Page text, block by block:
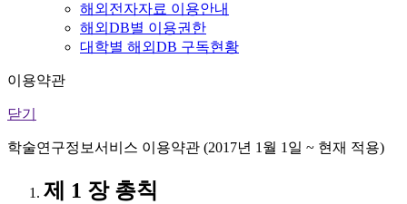
해외전자자료 이용안내
해외DB별 이용권한
대학별 해외DB 구독현황
이용약관
닫기
학술연구정보서비스 이용약관 (2017년 1월 1일 ~ 현재 적용)
제 1 장 총칙